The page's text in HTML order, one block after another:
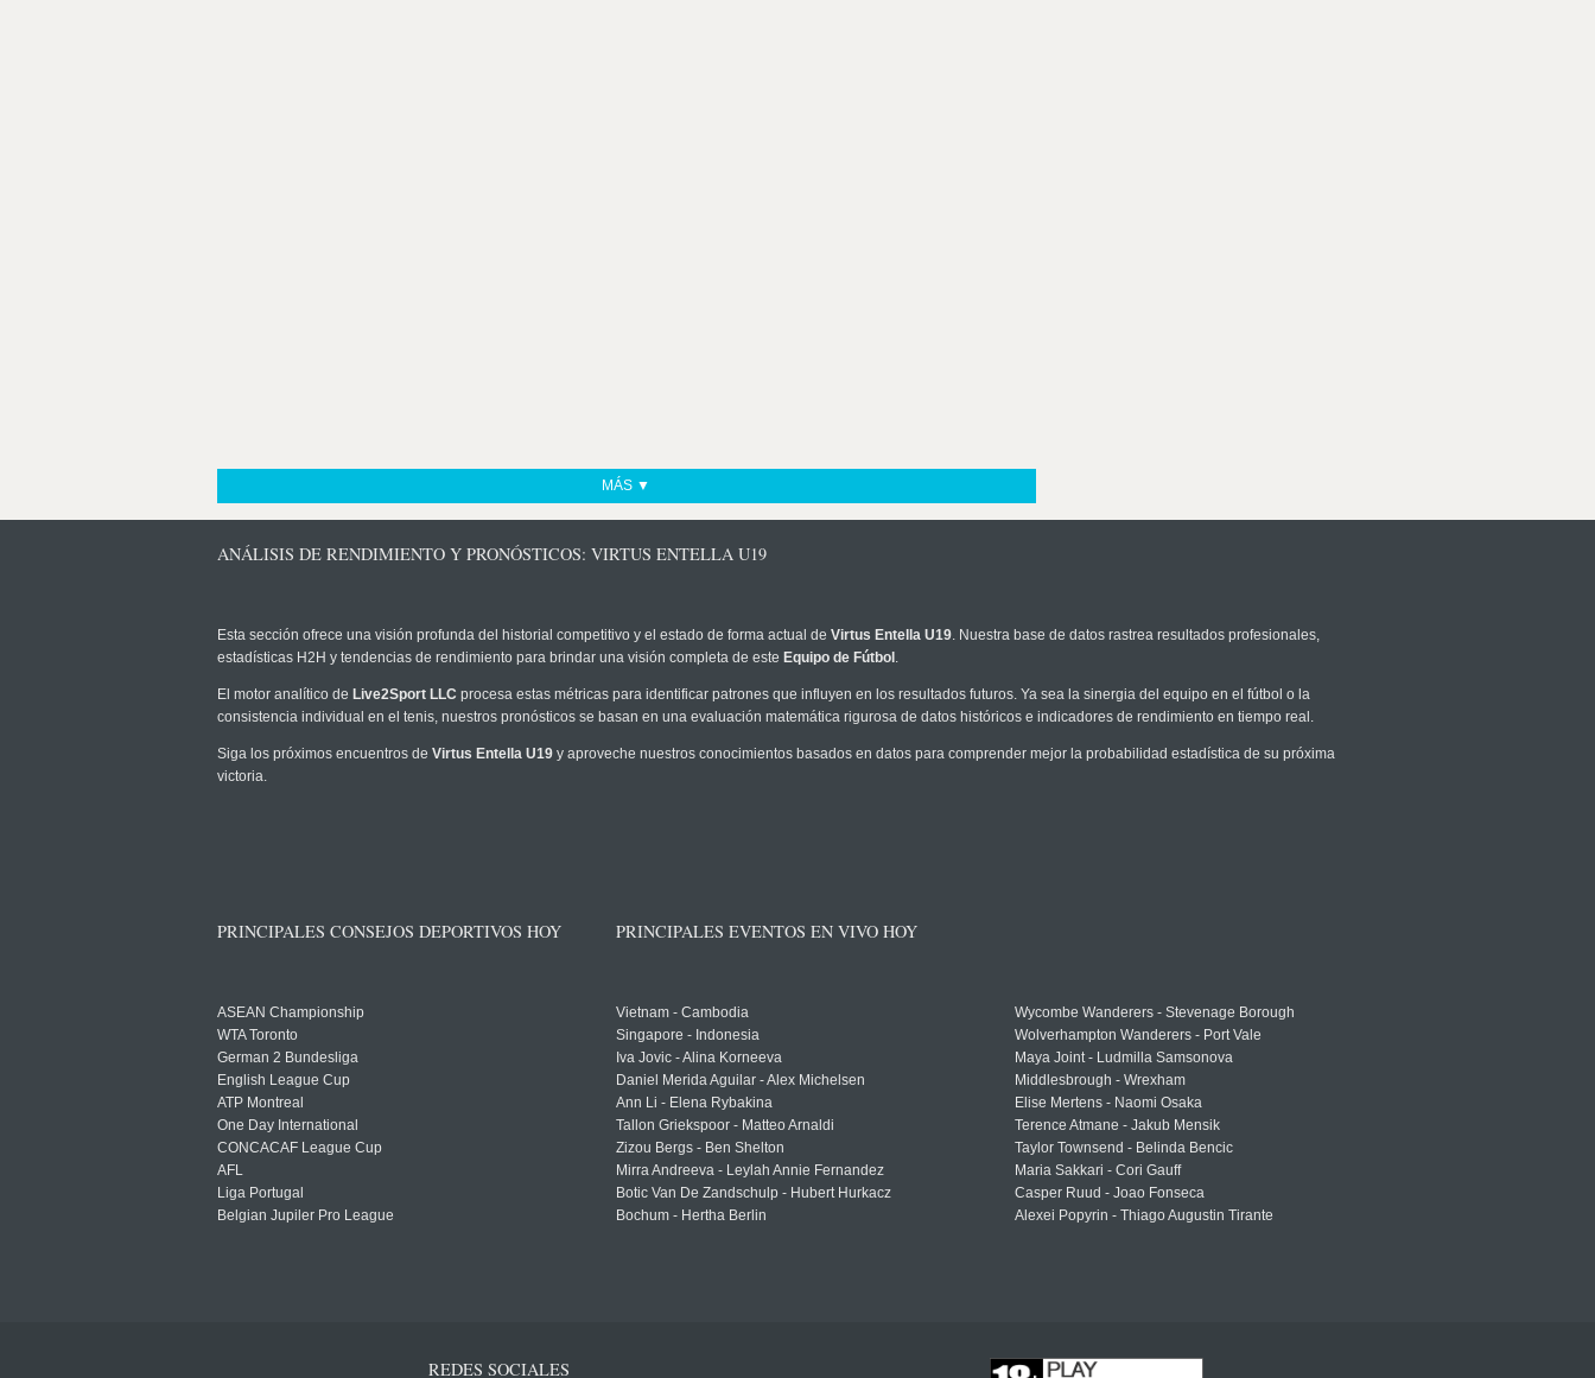
MÁS ▼
ANÁLISIS DE RENDIMIENTO Y PRONÓSTICOS: VIRTUS ENTELLA U19
Esta sección ofrece una visión profunda del historial competitivo y el estado de forma actual de Virtus Entella U19. Nuestra base de datos rastrea resultados profesionales,
estadísticas H2H y tendencias de rendimiento para brindar una visión completa de este Equipo de Fútbol .
El motor analítico de Live2Sport LLC procesa estas métricas para identificar patrones que influyen en los resultados futuros. Ya sea la sinergia del equipo en el fútbol o la
consistencia individual en el tenis, nuestros pronósticos se basan en una evaluación matemática rigurosa de datos históricos e indicadores de rendimiento en tiempo real.
Siga los próximos encuentros de Virtus Entella U19 y aproveche nuestros conocimientos basados en datos para comprender mejor la probabilidad estadística de su próxima
victoria.
PRINCIPALES CONSEJOS DEPORTIVOS HOY
ASEAN Championship
WTA Toronto
German 2 Bundesliga
English League Cup
ATP Montreal
One Day International
CONCACAF League Cup
AFL
Liga Portugal
Belgian Jupiler Pro League
PRINCIPALES EVENTOS EN VIVO HOY
Vietnam - Cambodia
Singapore - Indonesia
Iva Jovic - Alina Korneeva
Daniel Merida Aguilar - Alex Michelsen
Ann Li - Elena Rybakina
Tallon Griekspoor - Matteo Arnaldi
Zizou Bergs - Ben Shelton
Mirra Andreeva - Leylah Annie Fernandez
Botic Van De Zandschulp - Hubert Hurkacz
Bochum - Hertha Berlin
Wycombe Wanderers - Stevenage Borough
Wolverhampton Wanderers - Port Vale
Maya Joint - Ludmilla Samsonova
Middlesbrough - Wrexham
Elise Mertens - Naomi Osaka
Terence Atmane - Jakub Mensik
Taylor Townsend - Belinda Bencic
Maria Sakkari - Cori Gauff
Casper Ruud - Joao Fonseca
Alexei Popyrin - Thiago Augustin Tirante
REDES SOCIALES